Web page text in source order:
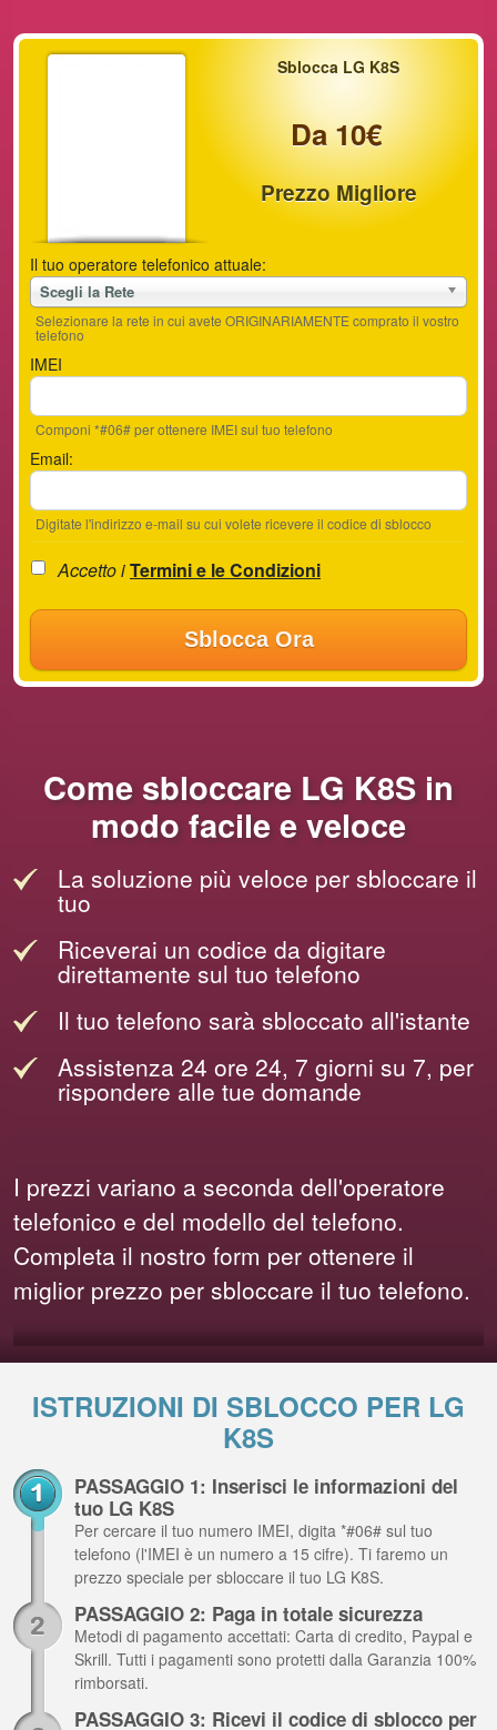
Sblocca LG K8S
Da 10€
Prezzo Migliore
Il tuo operatore telefonico attuale:
Scegli la Rete
Selezionare la rete in cui avete ORIGINARIAMENTE comprato il vostro
telefono
IMEI
Componi *#06# per ottenere IMEI sul tuo telefono
Email:
Digitate l'indirizzo e-mail su cui volete ricevere il codice di sblocco
Accetto iTermini e le Condizioni
Sblocca Ora
Come sbloccare LG K8S in
modo facile e veloce
La soluzione più veloce per sbloccare il
tuo
Riceverai un codice da digitare
direttamente sul tuo telefono
Il tuo telefono sarà sbloccato all'istante
Assistenza 24 ore 24, 7 giorni su 7, per
rispondere alle tue domande
I prezzi variano a seconda dell'operatore
telefonico e del modello del telefono.
Completa il nostro form per ottenere il
miglior prezzo per sbloccare il tuo telefono.
ISTRUZIONI DI SBLOCCO PER LG
K8S
PASSAGGIO 1: Inserisci le informazioni del
tuo LG K8S
Per cercare il tuo numero IMEI, digita *#06# sul tuo
telefono (l'IMEI è un numero a 15 cifre). Ti faremo un
prezzo speciale per sbloccare il tuo LG K8S.
PASSAGGIO 2: Paga in totale sicurezza
Metodi di pagamento accettati: Carta di credito, Paypal e
Skrill. Tutti i pagamenti sono protetti dalla Garanzia 100%
rimborsati.
PASSAGGIO 3: Ricevi il codice di sblocco per